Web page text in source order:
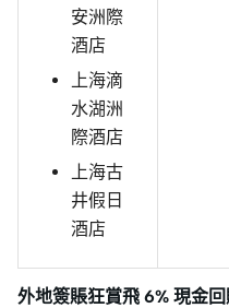
安洲際
酒店
上海滴
水湖洲
際酒店
上海古
井假日
酒店
外地簽賬狂賞飛 6% 現金